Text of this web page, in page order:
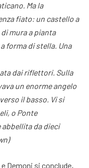
Ma la
fiato: un castello a
mura a pianta
forma di stella. Una
dai riflettori. Sulla
un enorme angelo
il basso. Vi si
o Ponte
abbellita da dieci
Demoni si conclude,